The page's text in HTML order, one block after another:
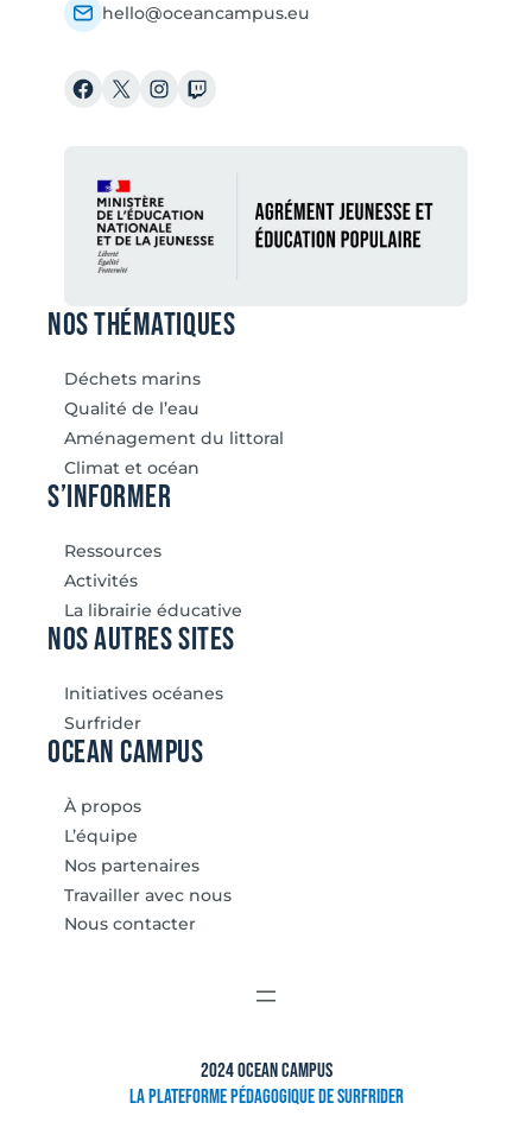
hello@oceancampus.eu
Facebook
X Instagram
Twitch
Nos thématiques
Déchets marins
Qualité de l’eau
Aménagement du littoral
Climat et océan
S’informer
Ressources
Activités
La librairie éducative
Nos autres sites
Initiatives océanes
Surfrider
Ocean Campus
À propos
L’équipe
Nos partenaires
Travailler avec nous
Nous contacter
2024 Ocean Campus
La plateforme pédagogique de Surfrider